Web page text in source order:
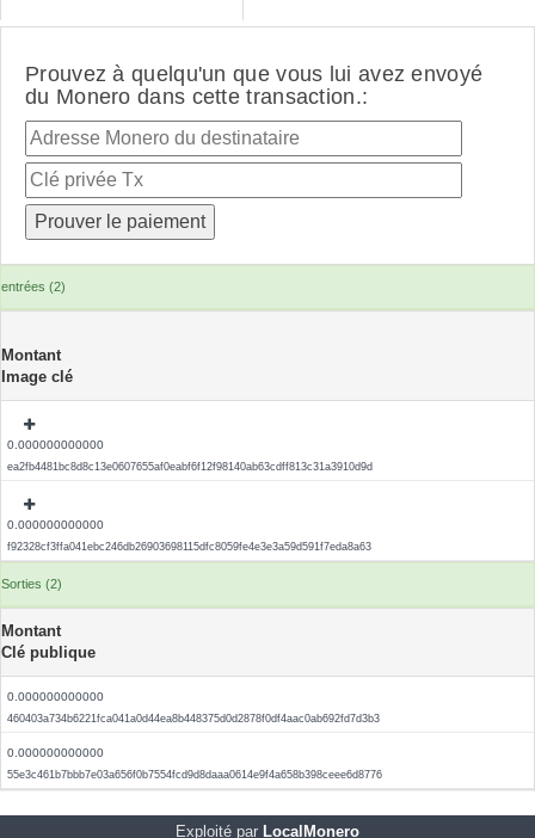
Prouvez à quelqu'un que vous lui avez envoyé
du Monero dans cette transaction.:
entrées (2)
Montant
Image clé
0.000000000000
ea2fb4481bc8d8c13e0607655af0eabf6f12f98140ab63cdff813c31a3910d9d
0.000000000000
f92328cf3ffa041ebc246db26903698115dfc8059fe4e3e3a59d591f7eda8a63
Sorties (2)
Montant
Clé publique
0.000000000000
460403a734b6221fca041a0d44ea8b448375d0d2878f0df4aac0ab692fd7d3b3
0.000000000000
55e3c461b7bbb7e03a656f0b7554fcd9d8daaa0614e9f4a658b398ceee6d8776
Exploité par LocalMonero